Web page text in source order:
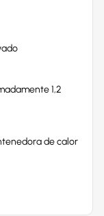
1,2
de calor